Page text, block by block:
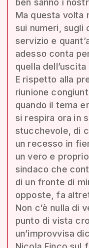
ben sanno i
Ma questa volta
sui numeri, sugli
servizio e
adesso conta
quella
E rispetto alla
riunione
quando il tema
si respira ora in
stucchevole, di
un recesso in
un vero e
sindaco che
di un fronte di
opposte, fa
Non c’è nulla di
punto di vista
un’improvvisa